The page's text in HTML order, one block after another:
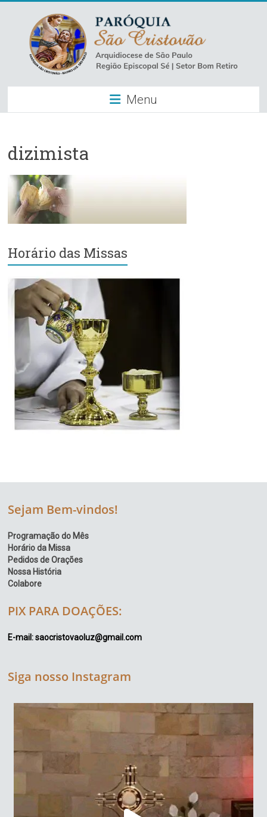
content
Paróquia
São
–
Luz
Arquidiocese
de
–
Episcopal
Setor
Menu
dizimista
Horário das Missas
Sejam Bem-vindos!
Programação do Mês
Horário da Missa
Pedidos de Orações
Nossa História
Colabore
PIX PARA DOAÇÕES:
E-mail: saocristovaoluz@gmail.com
Siga nosso Instagram